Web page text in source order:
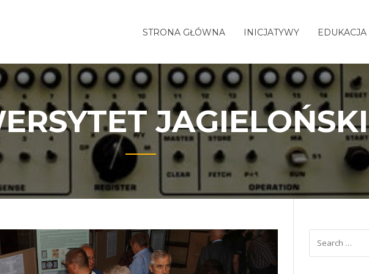
STRONA GŁÓWNA INICJATYWY EDUKACJA
JAGIELOŃSKI